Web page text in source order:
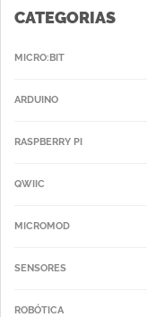
CATEGORIAS
MICRO:BIT
ARDUINO
RASPBERRY PI
QWIIC
MICROMOD
SENSORES
ROBÓTICA